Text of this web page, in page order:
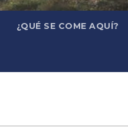
¿QUÉ SE COME AQUÍ?